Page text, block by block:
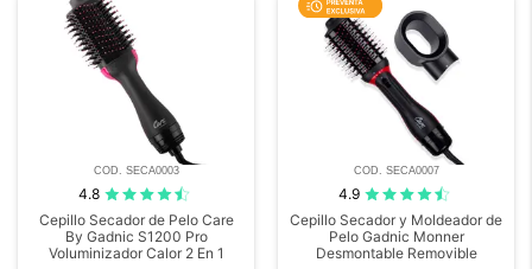
COD. SECA0003
4.8
Cepillo Secador de Pelo Care
By Gadnic S1200 Pro
Voluminizador Calor 2 En 1
COD. SECA0007
4.9
Cepillo Secador y Moldeador de
Pelo Gadnic Monner
Desmontable Removible